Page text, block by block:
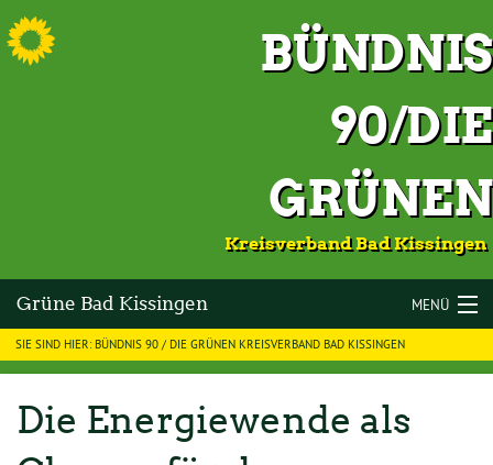
S
BÜNDNIS
90/DIE
GRÜNEN
Kreisverband Bad Kissingen
Grüne Bad Kissingen MENÜ
LANDKREIS BAD KISSINGEN
VOR ORT
SIE SIND HIER: BÜNDNIS 90 / DIE GRÜNEN KREISVERBAND BAD KISSINGEN
Die Energiewende als